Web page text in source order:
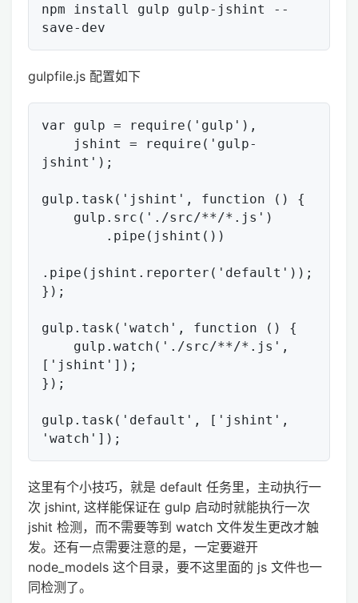
npm install gulp gulp-jshint --
gulpfile.js 配置如下
var gulp = require('gulp'),
jshint');
gulp.task('jshint', function () {
.pipe(jshint.reporter('default'));
});
gulp.task('watch', function () {
['jshint']);
});
gulp.task('default', ['jshint',
这里有个小技巧，就是 default 任务里，主动执行一
次 jshint, 这样能保证在 gulp 启动时就能执行一次
jshit 检测，而不需要等到 watch 文件发生更改才触
发。还有一点需要注意的是，一定要避开
node_models 这个目录，要不这里面的 js 文件也一
同检测了。